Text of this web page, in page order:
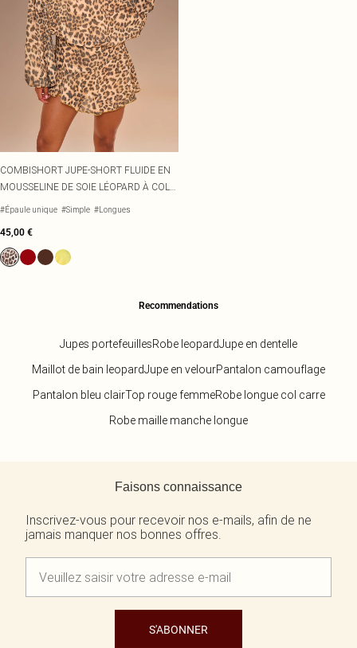
COMBISHORT JUPE-SHORT FLUIDE EN
MOUSSELINE DE SOIE LÉOPARD À COL
BARDOT
#Épaule unique #Simple #Longues
45,00 €
Recommendations
Jupes portefeuillesRobe leopardJupe en dentelle
Maillot de bain leopardJupe en velourPantalon camouflage
Pantalon bleu clairTop rouge femmeRobe longue col carre
Robe maille manche longue
Faisons connaissance
Inscrivez-vous pour recevoir nos e-mails, afin de ne
jamais manquer nos bonnes offres.
S'ABONNER